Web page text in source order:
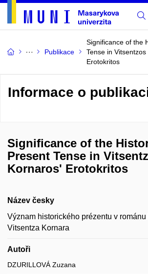
Publikace
Significance of the
Tense in
Erotokritos
Informace o
Significance of the
Present Tense in
Kornaros' Erotokritos
Název česky
Význam historického prézentu v
Vitsentza Kornara
Autoři
DZURILLOVÁ Zuzana